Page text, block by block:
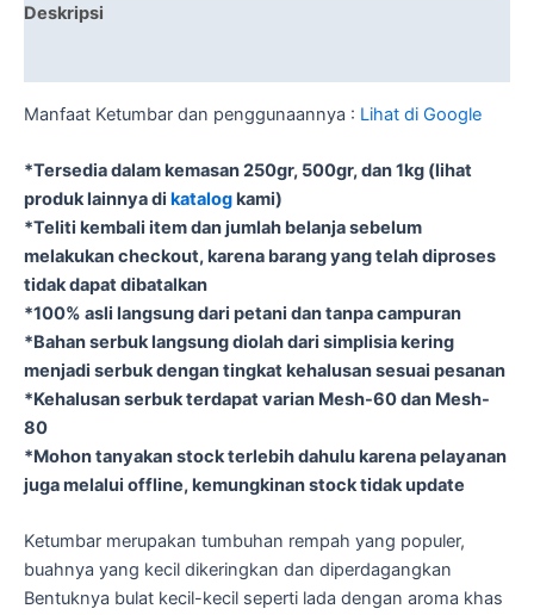
Deskripsi
Manfaat Ketumbar dan penggunaannya : Lihat di Google
*Tersedia dalam kemasan 250gr, 500gr, dan 1kg (lihat
produk lainnya di katalogkami)
*Teliti kembali item dan jumlah belanja sebelum
melakukan checkout, karena barang yang telah diproses
tidak dapat dibatalkan
*100% asli langsung dari petani dan tanpa campuran
*Bahan serbuk langsung diolah dari simplisia kering
menjadi serbuk dengan tingkat kehalusan sesuai pesanan
*Kehalusan serbuk terdapat varian Mesh-60 dan Mesh-
80
*Mohon tanyakan stock terlebih dahulu karena pelayanan
juga melalui offline, kemungkinan stock tidak update
Ketumbar merupakan tumbuhan rempah yang populer,
buahnya yang kecil dikeringkan dan diperdagangkan
Bentuknya bulat kecil-kecil seperti lada dengan aroma khas